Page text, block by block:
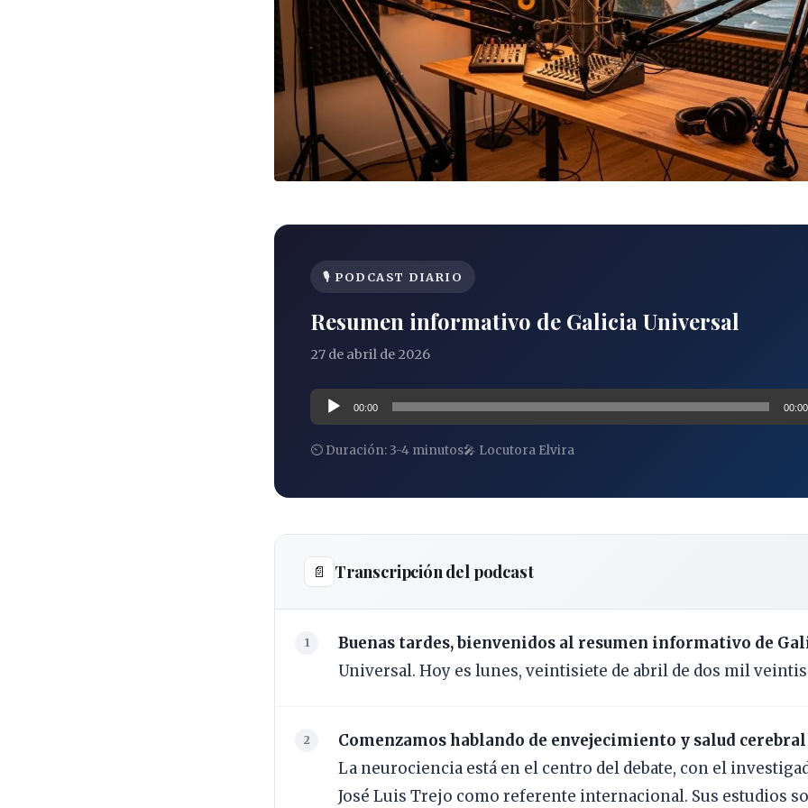
🎙 PODCAST DIARIO
Resumen informativo de Galicia Universal
27 de abril de 2026
Reproductor
00:00 00:00
⏲ Duración: 3-4 minutos🎤 Locutora Elvira
📄 Transcripción del podcast
Buenas tardes, bienvenidos al resumen informativo de
Universal. Hoy es lunes, veintisiete de abril de dos mil
Comenzamos hablando de envejecimiento y salud
La neurociencia está en el centro del debate, con el
José Luis Trejo como referente internacional. Sus estudios